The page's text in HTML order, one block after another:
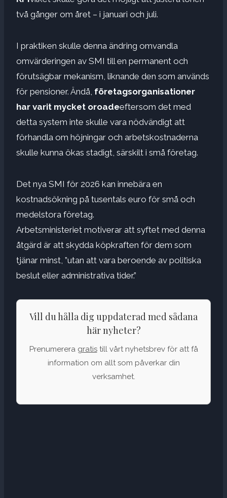
två gånger om året – i januari och juli.
I praktiken skulle denna ändring omvandla
omvärderingen av SMI till en permanent och
förutsägbar mekanism, liknande den som används
för pensioner. Ändå, företagsorganisationer
har varit mycket oroadeeftersom det med
detta system inte skulle vara nödvändigt att
förhandla om höjningar och arbetskostnaderna
skulle kunna ökas stadigt, särskilt i små företag.
Det nya SMI för 2026 kan innebära en
kostnadsökning på tusentals euro för små och
medelstora företag.
Arbetsministeriet motiverar att syftet med denna
åtgärd är att skydda köpkraften för dem som
tjänar minst, ”utan att vara beroende av politiska
beslut eller administrativa tider.”
Vill du hålla dig uppdaterad med sådana
här nyheter?
Prenumerera gratistill vårt nyhetsbrev för att få
information om allt som påverkar din
verksamhet.